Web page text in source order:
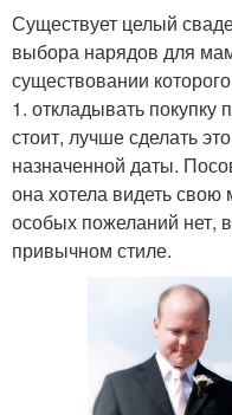
Существует целый
выбора нарядов для
существовании
1. откладывать покупку
стоит, лучше сделать
назначенной даты.
она хотела видеть
особых пожеланий нет,
привычном стиле.